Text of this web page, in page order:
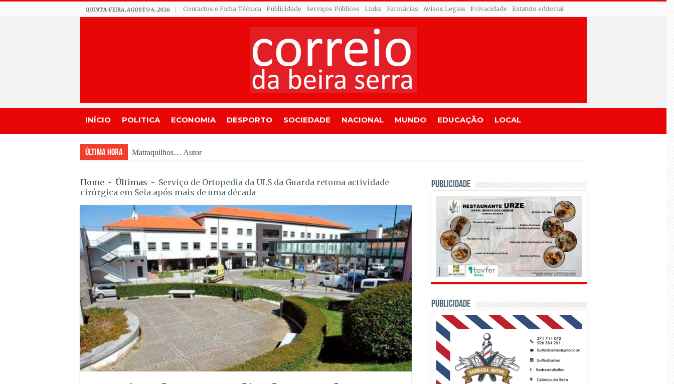
QUINTA-FEIRA, AGOSTO 6, 2026 Contactos e Ficha Técnica Publicidade Serviços Públicos Links Farmácias Avisos Legais Privacidade Estatuto editorial
INÍCIO POLITICA ECONOMIA DESPORTO SOCIEDADE NACIONAL MUNDO EDUCAÇÃO LOCAL
Última Hora Matraquilhos… Autor: Fernando Roldão
Home - Últimas - Serviço de Ortopedia da ULS da Guarda retoma actividade
cirúrgica em Seia após mais de uma década
PUBLICIDADE
PUBLICIDADE